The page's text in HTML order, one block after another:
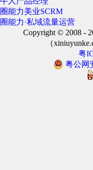
圈能力美业SCRM
圈能力·私域流量运营
Copyright © 2008 -
（
粤
粤公网